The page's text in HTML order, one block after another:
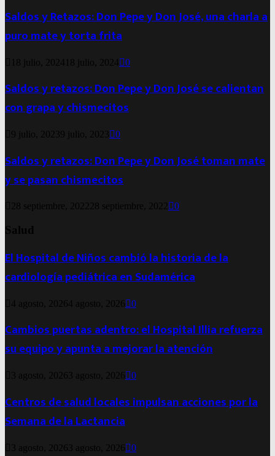
Saldos y Retazos: Don Pepe y Don José, una charla a
puro mate y torta frita
18 julio, 2024 18 julio, 2024 0
Saldos y retazos: Don Pepe y Don José se calientan
con grapa y chismecitos
9 julio, 20239 julio, 2023 0
Saldos y retazos: Don Pepe y Don José toman mate
y se pasan chismecitos
28 septiembre, 202228 septiembre, 2022 0
Salud
El Hospital de Niños cambió la historia de la
cardiología pediátrica en Sudamérica
4 agosto, 20264 agosto, 2026 0
Cambios puertas adentro: el Hospital Illia refuerza
su equipo y apunta a mejorar la atención
3 agosto, 2026 3 agosto, 2026 0
Centros de salud locales impulsan acciones por la
Semana de la Lactancia
3 agosto, 2026 3 agosto, 2026 0